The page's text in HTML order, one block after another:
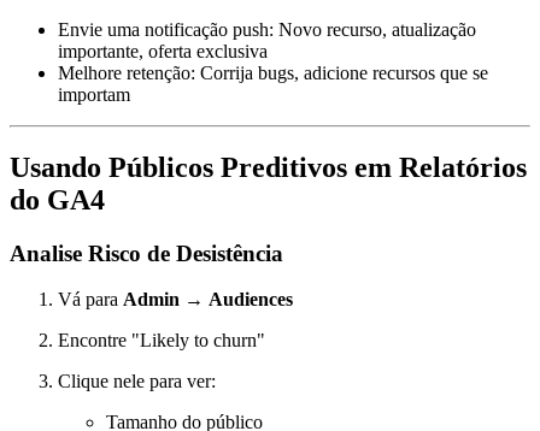
Envie uma notificação push: Novo recurso, atualização
importante, oferta exclusiva
Melhore retenção: Corrija bugs, adicione recursos que se
importam
Usando Públicos Preditivos em Relatórios
do GA4
Analise Risco de Desistência
Vá para Admin → Audiences
Encontre "Likely to churn"
Clique nele para ver:
Tamanho do público